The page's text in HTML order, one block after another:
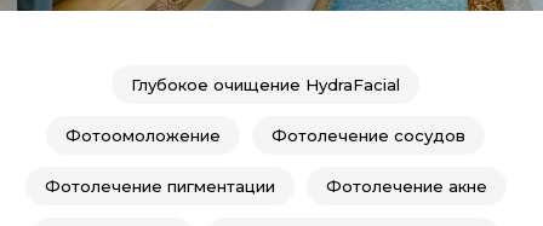
Глубокое очищение HydraFacial
Фотоомоложение Фотолечение сосудов
Фотолечение пигментации Фотолечение акне